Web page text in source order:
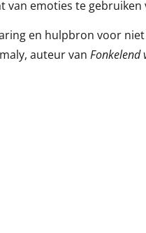
van emoties te
en hulpbron voor
auteur van Fonkelend